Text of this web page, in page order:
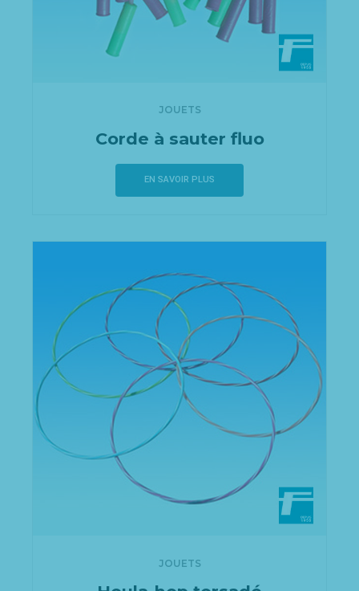
JOUETS
Corde à sauter fluo
EN SAVOIR PLUS
JOUETS